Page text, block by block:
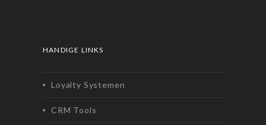
HANDIGE LINKS
Loyalty Systemen
CRM Tools